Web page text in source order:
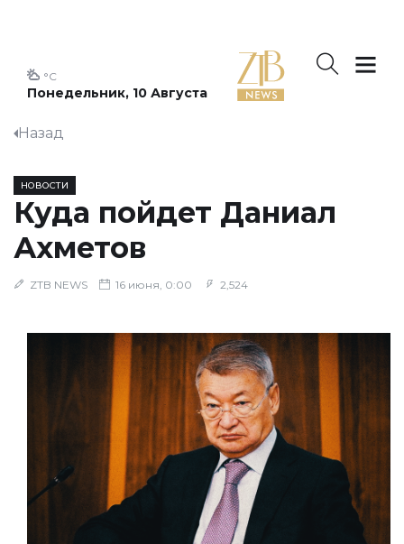
Понедельник, 10 Августа
°C
Назад
НОВОСТИ
Куда пойдет Даниал
Ахметов
ZTB NEWS 16 июня, 0:00 2,524